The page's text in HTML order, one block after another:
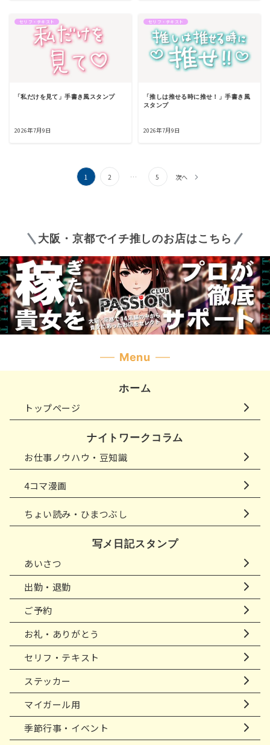
セリフ・テキスト
「私だけを見て」手書き風スタンプ
2026年7月9日
セリフ・テキスト
「推しは推せる時に推せ！」手書き風
スタンプ
2026年7月9日
ジ
送
り
1 2 … 5 次へ
大阪・京都でイチ推しのお店はこちら
Menu
ホーム
トップページ
ナイトワークコラム
お仕事ノウハウ・豆知識
4コマ漫画
ちょい読み・ひまつぶし
写メ日記スタンプ
あいさつ
出勤・退勤
ご予約
お礼・ありがとう
セリフ・テキスト
ステッカー
マイガール用
季節行事・イベント